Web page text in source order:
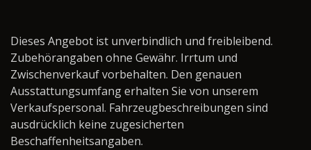
Dieses Angebot ist unverbindlich und freibleibend.
Zubehörangaben ohne Gewähr. Irrtum und
Zwischenverkauf vorbehalten. Den genauen
Ausstattungsumfang erhalten Sie von unserem
Verkaufspersonal. Fahrzeugbeschreibungen sind
ausdrücklich keine zugesicherten
Beschaffenheitsangaben.